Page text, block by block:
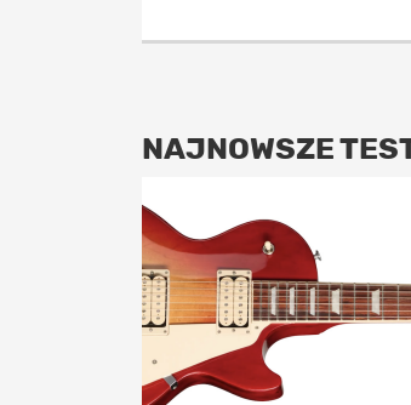
NAJNOWSZE